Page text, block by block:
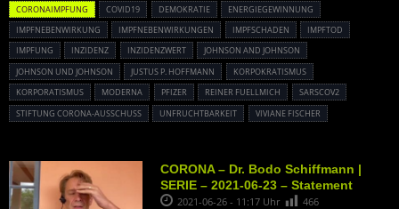
CORONAIMPFUNG COVID19 DEMOKRATIE
ENERGIEGEWINNUNG
IMPFNEBENWIRKUNG
IMPFNEBENWIRKUNGEN IMPFSCHADEN
IMPFTOD
IMPFUNG
INZIDENZ INZIDENZWERT
JOHNSON AND JOHNSON
JOHNSON UND JOHNSON
JUSTUS P. HOFFMANN
KORPOKRATISMUS
KORPORATISMUS
MODERNA PFIZER REINER FUELLMICH
SARSCOV2
STIFTUNG CORONA-AUSSCHUSS
UNFRUCHTBARKEIT VIVIANE FISCHER
CORONA – Dr. Bodo Schiffmann |
SERIE – 2021-06-23 – Statement
2021-06-26 - 11:17 Uhr 466